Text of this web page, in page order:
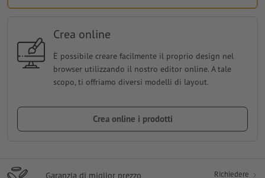
Crea online
È possibile creare facilmente il proprio design nel
browser utilizzando il nostro editor online. A tale
scopo, ti offriamo diversi modelli di layout.
Crea online i prodotti
Garanzia di miglior prezzo Richiedere